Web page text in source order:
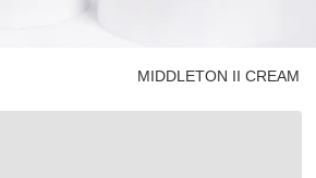
MIDDLETON II CREAM